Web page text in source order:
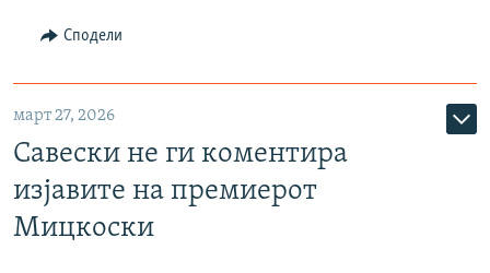
Сподели
март 27, 2026
Савески не ги коментира
изјавите на премиерот
Мицкоски